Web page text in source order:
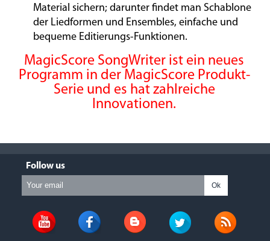
Material sichern; darunter findet man Schablone
der Liedformen und Ensembles, einfache und
bequeme Editierungs-Funktionen.
MagicScore SongWriter ist ein neues
Programm in der MagicScore Produkt-
Serie und es hat zahlreiche
Innovationen.
Follow us
Ok